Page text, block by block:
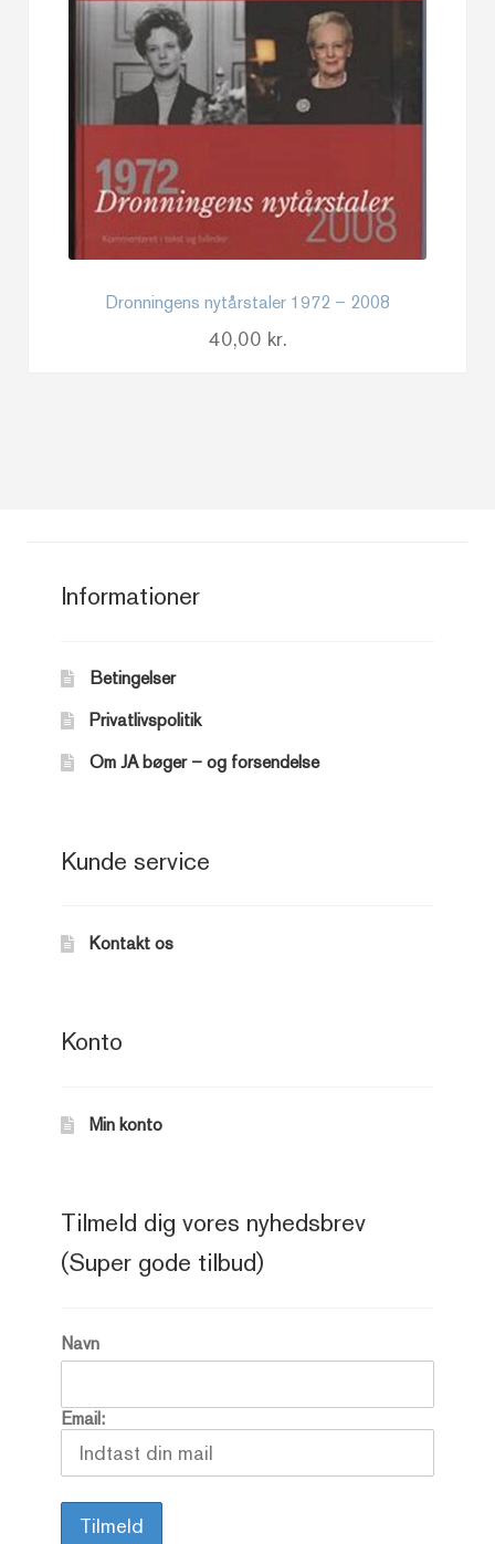
Dronningens nytårstaler 1972 – 2008
40,00 kr.
Informationer
Betingelser
Privatlivspolitik
Om JA bøger – og forsendelse
Kunde service
Kontakt os
Konto
Min konto
Tilmeld dig vores nyhedsbrev
(Super gode tilbud)
Navn
Email: